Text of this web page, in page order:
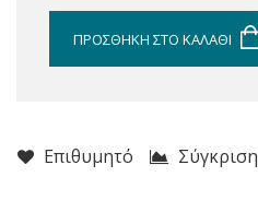
ΠΡΟΣΘΉΚΗ ΣΤΟ ΚΑΛΆΘΙ
Επιθυμητό Σύγκριση